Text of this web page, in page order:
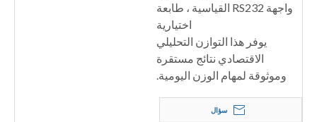
واجهة RS232 القياسية ، طابعة
اختيارية
يوفر هذا التوازن التحليلي
الاقتصادي نتائج مستقرة
وموثوقة لمهام الوزن اليومية.
سؤال